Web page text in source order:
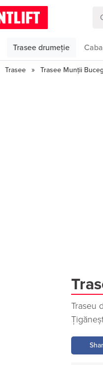
Trasee drumeție
Trasee » Trasee Munții
Traseu